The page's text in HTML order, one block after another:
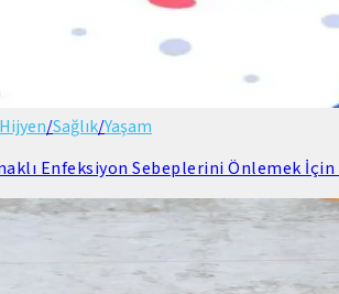
Hijyen/Sağlık/Yaşam
Enfeksiyon Sebeplerini Önlemek